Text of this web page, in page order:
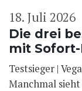
Die drei
mit
18. Juli 2026
Testsieger |
Manchmal